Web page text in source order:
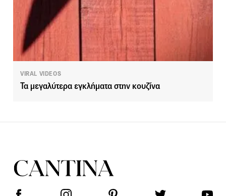
VIRAL VIDEOS
Τα μεγαλύτερα εγκλήματα στην κουζίνα